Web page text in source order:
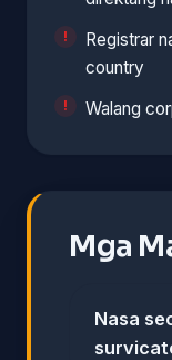
Registrar
country
Walang
Mga
Nasa